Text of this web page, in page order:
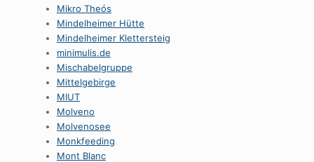
Mikro Theós
Mindelheimer Hütte
Mindelheimer Klettersteig
minimulis.de
Mischabelgruppe
Mittelgebirge
MIUT
Molveno
Molvenosee
Monkfeeding
Mont Blanc